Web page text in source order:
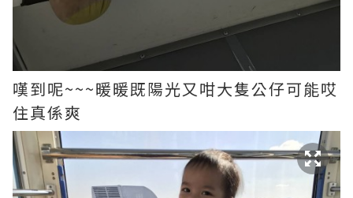
嘆到呢~~~暖暖既陽光又咁大隻公仔可能哎
住真係爽